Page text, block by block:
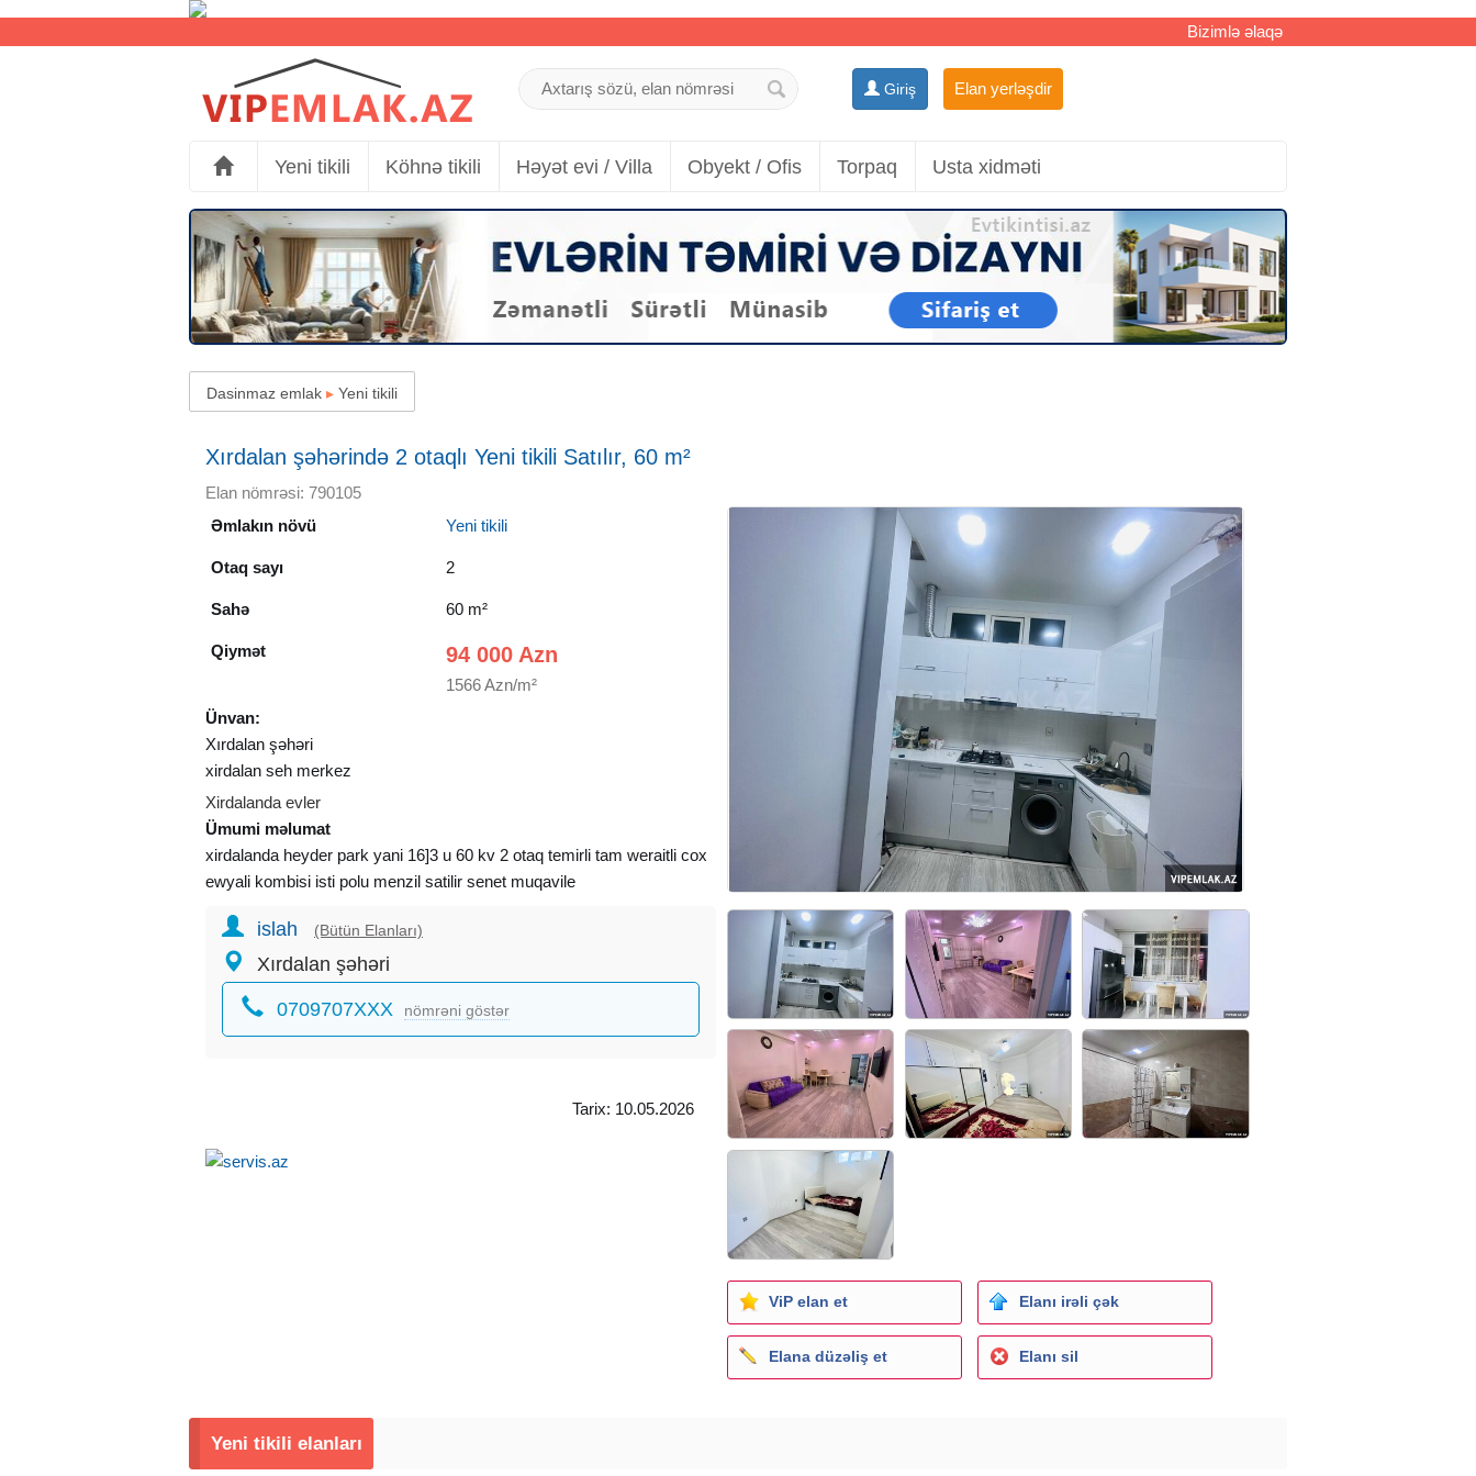
Bizimlə əlaqə
Giriş Elan yerləşdir
Yeni tikili Köhnə tikili Həyət evi / Villa Obyekt / Ofis Torpaq Usta xidməti
Dasinmaz emlak ▸ Yeni tikili
Xırdalan şəhərində 2 otaqlı Yeni tikili Satılır, 60 m²
Elan nömrəsi: 790105
Əmlakın növü
Yeni tikili
Otaq sayı 2
Sahə 60 m²
Qiymət 94 000 Azn
1566 Azn/m²
Ünvan:
Xırdalan şəhəri
xirdalan seh merkez
Xirdalanda evler
Ümumi məlumat
xirdalanda heyder park yani 16]3 u 60 kv 2 otaq temirli tam weraitli cox
ewyali kombisi isti polu menzil satilir senet muqavile
islah (Bütün Elanları)
Xırdalan şəhəri
0709707XXX nömrəni göstər
Tarix: 10.05.2026
ViP elan et Elanı irəli çək
Elana düzəliş et Elanı sil
Yeni tikili elanları